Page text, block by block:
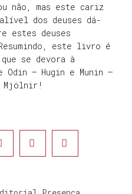
não, mas este cariz
dos deuses dá-
estes deuses
este livro é
que se devora à
Odin – Hugin e Munin –
Mjölnir!